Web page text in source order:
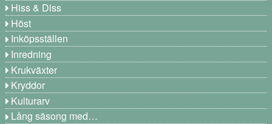
Hiss & Diss
Höst
Inköpsställen
Inredning
Krukväxter
Kryddor
Kulturarv
Lång säsong med…